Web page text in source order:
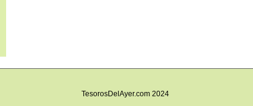
TesorosDelAyer.com 2024